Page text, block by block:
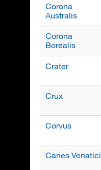
Corona
Australis
Corona
Borealis
Crater
Crux
Corvus
Canes Venatici